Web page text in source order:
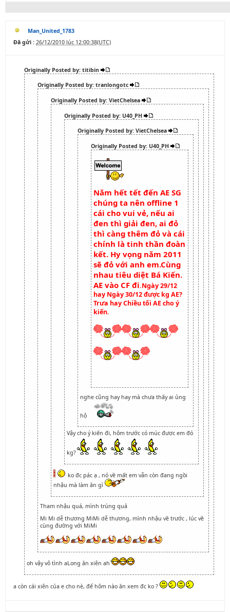
Man_United_1783
Đã gửi : 26/12/2010 lúc 12:00:38(UTC)
Originally Posted by: titibin
Originally Posted by: tranlongotc
Originally Posted by: VietChelsea
Originally Posted by: U40_PH
Originally Posted by: VietChelsea
Originally Posted by: U40_PH
Năm hết tết đến AE SG
chúng ta nên offline 1
cái cho vui vẻ, nếu ai
đen thì giải đen, ai đỏ
thì càng thêm đỏ và cái
chính là tinh thần đoàn
kết. Hy vọng năm 2011
sẽ đỏ với anh em.Cùng
nhau tiêu diệt Bá Kiến.
AE vào CF đi.Ngày 29/12
hay Ngày 30/12 được kg AE?
Trưa hay Chiều tối AE cho ý
kiến.
nghe cũng hay hay mà chưa thấy ai ủng
hộ
Vậy cho ý kiến đi, hôm trước có múc được em đó
kg?
ko đc pác ạ , nó về mất em vẫn còn đang ngồi
nhậu mà làm ăn gì
Tham nhậu quá, mình trúng quả
Mi Mi dễ thương MiMi dễ thương, mình nhậu về trước , lúc về
cùng đường với MiMi
oh vậy vô tình aLong ăn xiên ah`
a còn cái xiên của e cho nè, để hôm nào ăn xem đc ko ?